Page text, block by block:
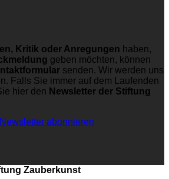
Kritik oder Anregungen haben,
geben möchten, können
senden. Wir werden uns
Falls Sie immer auf dem Laufenden
hier den Newsletter der Stiftung
Newsletter abonnieren
Zauberkunst